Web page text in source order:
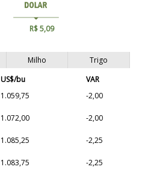
R$ 5,09
Milho
Trigo
US$/bu
VAR
1.059,75 -2,00
1.072,00 -2,00
1.085,25 -2,25
1.083,75 -2,25